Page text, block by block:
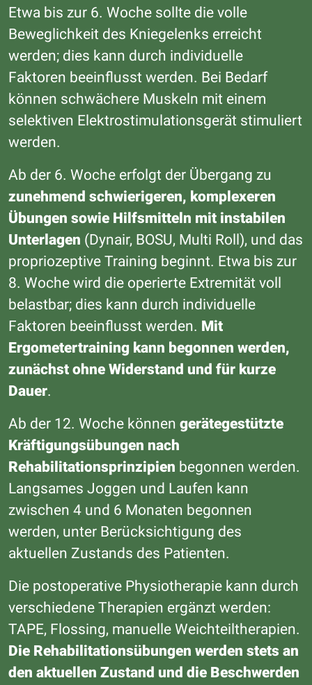
Etwa bis zur 6. Woche sollte die volle
Beweglichkeit des Kniegelenks erreicht
werden; dies kann durch individuelle
Faktoren beeinflusst werden. Bei Bedarf
können schwächere Muskeln mit einem
selektiven Elektrostimulationsgerät stimuliert
werden.
Ab der 6. Woche erfolgt der Übergang zu
zunehmend schwierigeren, komplexeren
Übungen sowie Hilfsmitteln mit instabilen
Unterlagen (Dynair, BOSU, Multi Roll), und das
propriozeptive Training beginnt. Etwa bis zur
8. Woche wird die operierte Extremität voll
belastbar; dies kann durch individuelle
Faktoren beeinflusst werden. Mit
Ergometertraining kann begonnen werden,
zunächst ohne Widerstand und für kurze
Dauer.
Ab der 12. Woche können gerätegestützte
Kräftigungsübungen nach
Rehabilitationsprinzipien begonnen werden.
Langsames Joggen und Laufen kann
zwischen 4 und 6 Monaten begonnen
werden, unter Berücksichtigung des
aktuellen Zustands des Patienten.
Die postoperative Physiotherapie kann durch
verschiedene Therapien ergänzt werden:
TAPE, Flossing, manuelle Weichteiltherapien.
Die Rehabilitationsübungen werden stets an
den aktuellen Zustand und die Beschwerden